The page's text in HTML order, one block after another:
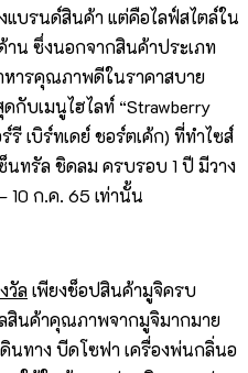
แบรนด์สินค้า แต่คือไลฟ์สไตล์ใน
น ซึ่งนอกจากสินค้าประเภท
หารคุณภาพดีในราคาสบาย
กับเมนูไฮไลท์ “Strawberry
รี เบิร์ทเดย์ ชอร์ตเค้ก) ที่ทำไซส์
นทรัล ชิดลม ครบรอบ 1 ปี มีวาง
10 ก.ค. 65 เท่านั้น
วัลเพียงช็อปสินค้ามูจิครบ
สินค้าคุณภาพจากมูจิมากมาย
ดินทาง บีดโซฟา เครื่องพ่นกลิ่นอ